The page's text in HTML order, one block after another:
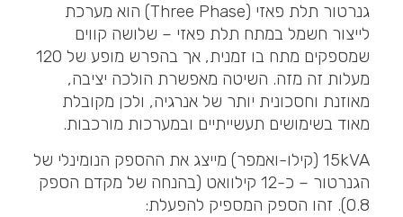
גנרטור תלת פאזי (Three Phase) הוא מערכת
לייצור חשמל במתח תלת פאזי – שלושה קווים
שמספקים מתח בו זמנית, אך בהפרש מופע של 120
מעלות זה מזה. השיטה מאפשרת הולכה יציבה,
מאוזנת וחסכונית יותר של אנרגיה, ולכן מקובלת
מאוד בשימושים תעשייתיים ובמערכות מורכבות.
15kVA (קילו-ואמפר) מייצג את ההספק הנומינלי של
הגנרטור – כ-12 קילוואט (בהנחה של מקדם הספק
0.8). זהו הספק המספיק להפעלת: